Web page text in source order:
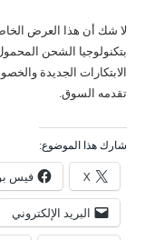
بتكنولوجيا الشحن
الابتكارات الجديدة
تقدمه السوق.
شارك هذا الموضوع:
X فيس
البريد الإلكتروني